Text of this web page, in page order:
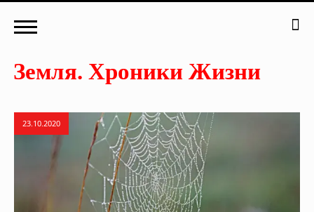
23.10.2020